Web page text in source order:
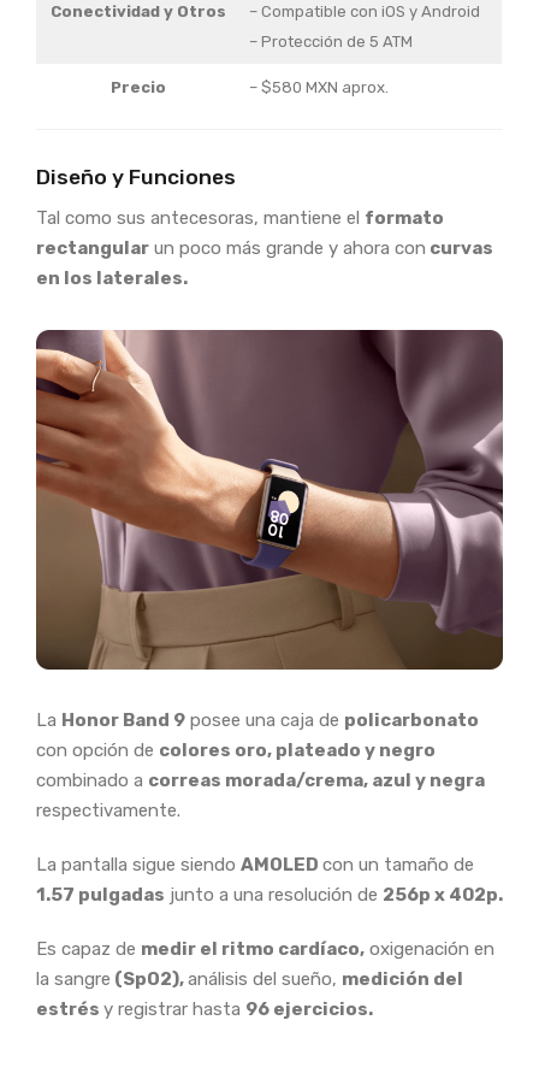
Conectividad y Otros
– Compatible con iOS y Android
– Protección de 5 ATM
Precio – $580 MXN aprox.
Diseño y Funciones
Tal como sus antecesoras, mantiene el formato
rectangular un poco más grande y ahora con curvas
en los laterales.
La Honor Band 9 posee una caja de policarbonato
con opción de colores oro, plateado y negro
combinado a correas morada/crema, azul y negra
respectivamente.
La pantalla sigue siendo AMOLED con un tamaño de
1.57 pulgadas junto a una resolución de 256p x 402p.
Es capaz de medir el ritmo cardíaco, oxigenación en
la sangre (SpO2),análisis del sueño, medición del
estrés y registrar hasta 96 ejercicios.